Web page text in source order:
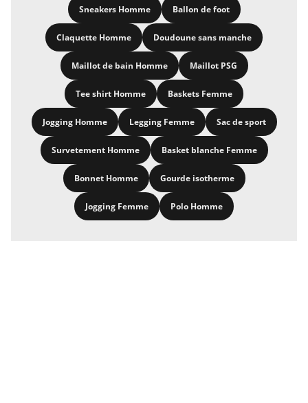
Sneakers Homme Ballon de foot
Claquette Homme Doudoune sans manche
Maillot de bain Homme Maillot PSG
Tee shirt Homme Baskets Femme
Jogging Homme Legging Femme Sac de sport
Survetement Homme Basket blanche Femme
Bonnet Homme Gourde isotherme
Jogging Femme Polo Homme